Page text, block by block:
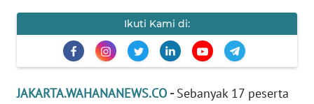
Ikuti Kami di:
JAKARTA.WAHANANEWS.CO -Sebanyak 17 peserta
KAMI
PEDOMAN
MEDIA
SIBER